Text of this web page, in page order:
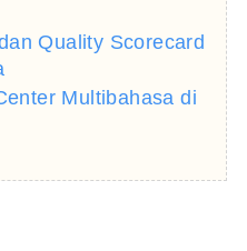
Quality Scorecard
Multibahasa di